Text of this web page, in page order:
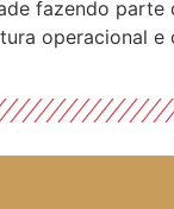
fazendo parte
operacional